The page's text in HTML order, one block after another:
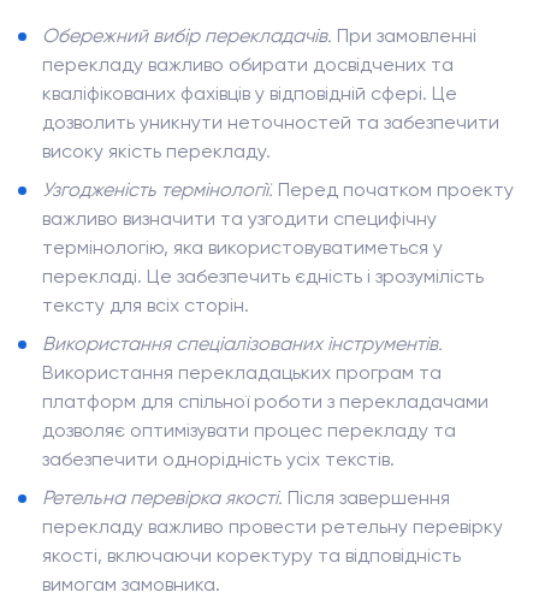
Обережний вибір перекладачів. При замовленні
перекладу важливо обирати досвідчених та
кваліфікованих фахівців у відповідній сфері. Це
дозволить уникнути неточностей та забезпечити
високу якість перекладу.
Узгодженість термінології. Перед початком проекту
важливо визначити та узгодити специфічну
термінологію, яка використовуватиметься у
перекладі. Це забезпечить єдність і зрозумілість
тексту для всіх сторін.
Використання спеціалізованих інструментів.
Використання перекладацьких програм та
платформ для спільної роботи з перекладачами
дозволяє оптимізувати процес перекладу та
забезпечити однорідність усіх текстів.
Ретельна перевірка якості. Після завершення
перекладу важливо провести ретельну перевірку
якості, включаючи коректуру та відповідність
вимогам замовника.